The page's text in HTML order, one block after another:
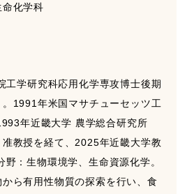
化学科
工学研究科応用化学専攻博士後期
1991年米国マサチューセッツ工
年近畿大学 農学総合研究所
教授を経て、2025年近畿大学教
：生物環境学、生命資源化学。
ら有用性物質の探索を行い、食